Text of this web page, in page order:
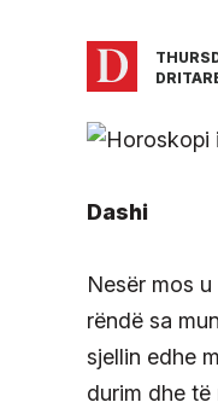
Dashi
Nesër mos
rëndë sa
sjellin edhe
durim dhe